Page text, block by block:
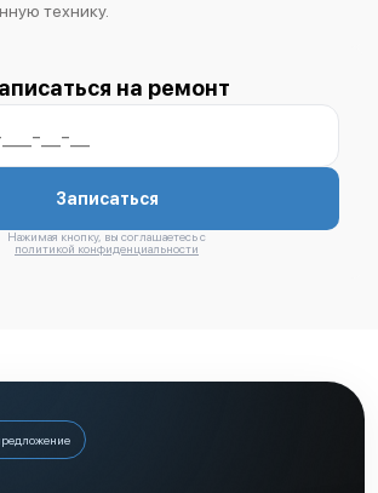
технику.
на ремонт
Записаться
Нажимая кнопку, вы соглашаетесь с
политикой конфиденциальности